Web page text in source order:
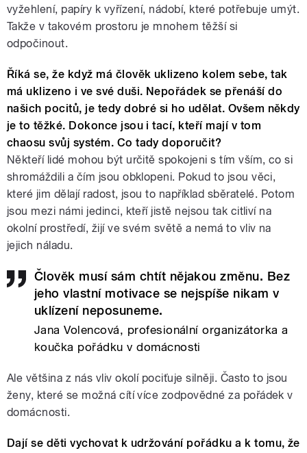
vyžehlení, papíry k vyřízení, nádobí, které potřebuje umýt.
Takže v takovém prostoru je mnohem těžší si
odpočinout.
Říká se, že když má člověk uklizeno kolem sebe, tak
má uklizeno i ve své duši. Nepořádek se přenáší do
našich pocitů, je tedy dobré si ho udělat. Ovšem někdy
je to těžké. Dokonce jsou i tací, kteří mají v tom
chaosu svůj systém. Co tady doporučit?
Někteří lidé mohou být určitě spokojeni s tím vším, co si
shromáždili a čím jsou obklopeni. Pokud to jsou věci,
které jim dělají radost, jsou to například sběratelé. Potom
jsou mezi námi jedinci, kteří jistě nejsou tak citliví na
okolní prostředí, žijí ve svém světě a nemá to vliv na
jejich náladu.
Člověk musí sám chtít nějakou změnu. Bez
jeho vlastní motivace se nejspíše nikam v
uklízení neposuneme.
Jana Volencová, profesionální organizátorka a
koučka pořádku v domácnosti
Ale většina z nás vliv okolí pociťuje silněji. Často to jsou
ženy, které se možná cítí více zodpovědné za pořádek v
domácnosti.
Dají se děti vychovat k udržování pořádku a k tomu, že